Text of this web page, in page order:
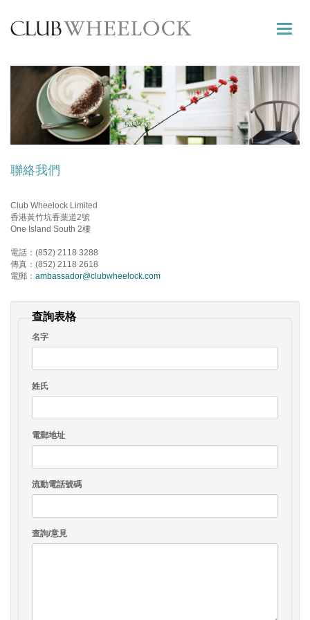
Toggle
聯絡我們
Club Wheelock Limited
香港黃竹坑香葉道2號
One Island South 2樓
電話：(852) 2118 3288
傳真：(852) 2118 2618
電郵： ambassador@clubwheelock.com
查詢表格
名字
姓氏
電郵地址
流動電話號碼
查詢/意見